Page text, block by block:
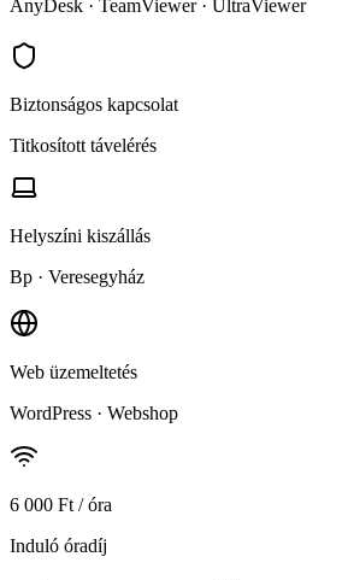
Biztonságos kapcsolat
Titkosított távelérés
Helyszíni kiszállás
Bp · Veresegyház
Web üzemeltetés
WordPress · Webshop
6 000 Ft / óra
Induló óradíj